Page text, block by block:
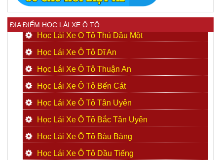
ĐỊA ĐIỂM HỌC LÁI XE Ô TÔ
Học Lái Xe Ô Tô Thủ Dầu Một
Học Lái Xe Ô Tô Dĩ An
Học Lái Xe Ô Tô Thuận An
Học Lái Xe Ô Tô Bến Cát
Học Lái Xe Ô Tô Tân Uyên
Học Lái Xe Ô Tô Bắc Tân Uyên
Học Lái Xe Ô Tô Bàu Bàng
Học Lái Xe Ô Tô Dầu Tiếng